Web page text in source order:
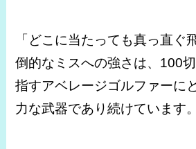
「どこに当たっても真っ直ぐ
倒的なミスへの強さは、100
指すアベレージゴルファーに
力な武器であり続けています。